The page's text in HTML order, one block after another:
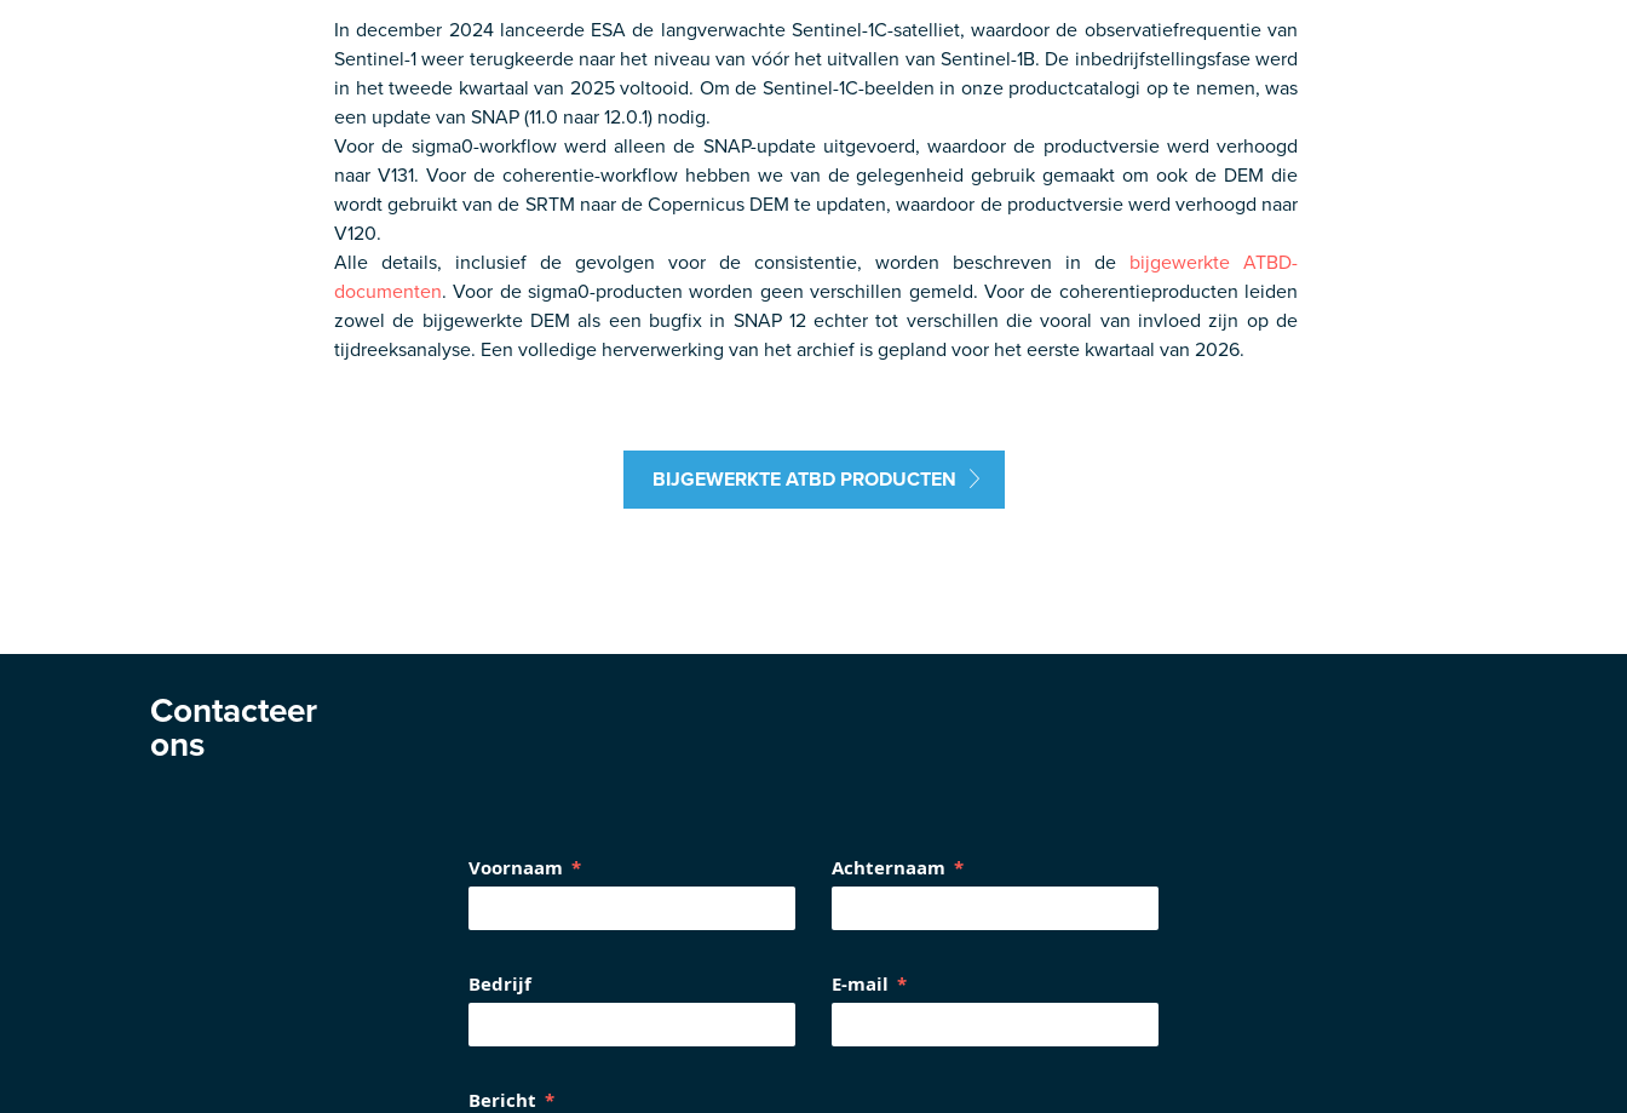
In december 2024 lanceerde ESA de langverwachte Sentinel-1C-satelliet, waardoor de observatiefrequentie van
Sentinel-1 weer terugkeerde naar het niveau van vóór het uitvallen van Sentinel-1B. De inbedrijfstellingsfase werd
in het tweede kwartaal van 2025 voltooid. Om de Sentinel-1C-beelden in onze productcatalogi op te nemen, was
een update van SNAP (11.0 naar 12.0.1) nodig.
Voor de sigma0-workflow werd alleen de SNAP-update uitgevoerd, waardoor de productversie werd verhoogd
naar V131. Voor de coherentie-workflow hebben we van de gelegenheid gebruik gemaakt om ook de DEM die
wordt gebruikt van de SRTM naar de Copernicus DEM te updaten, waardoor de productversie werd verhoogd naar
V120.
Alle details, inclusief de gevolgen voor de consistentie, worden beschreven in de bijgewerkte ATBD-
documenten. Voor de sigma0-producten worden geen verschillen gemeld. Voor de coherentieproducten leiden
zowel de bijgewerkte DEM als een bugfix in SNAP 12 echter tot verschillen die vooral van invloed zijn op de
tijdreeksanalyse. Een volledige herverwerking van het archief is gepland voor het eerste kwartaal van 2026.
BIJGEWERKTE ATBD PRODUCTEN
Contacteer
ons
Voornaam Achternaam
Bedrijf E-mail
Bericht